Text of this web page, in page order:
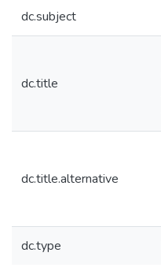
dc.subject
dc.title
dc.title.alternative
dc.type